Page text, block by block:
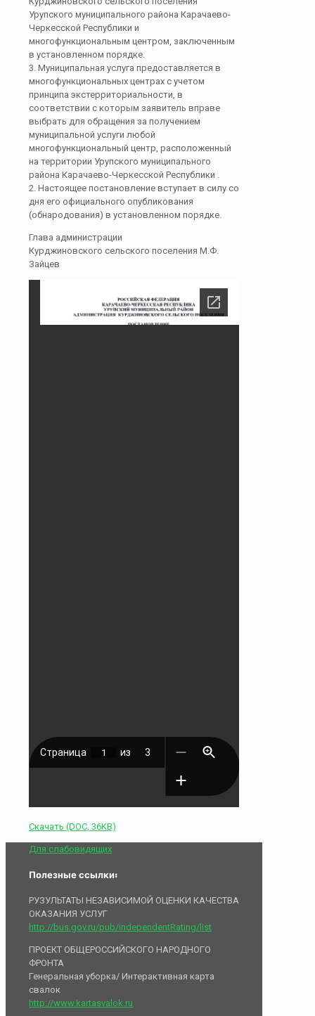
Урупского муниципального района Карачаево-
Черкесской Республики и
многофункциональным центром, заключенным
в установленном порядке.
3. Муниципальная услуга предоставляется в
многофункциональных центрах с учетом
принципа экстерриториальности, в
соответствии с которым заявитель вправе
выбрать для обращения за получением
муниципальной услуги любой
многофункциональный центр, расположенный
на территории Урупского муниципального
района Карачаево-Черкесской Республики .
2. Настоящее постановление вступает в силу со
дня его официального опубликования
(обнародования) в установленном порядке.
Глава администрации
Курджиновского сельского поселения М.Ф.
Зайцев
Скачать (DOC, 36KB)
Для слабовидящих
Полезные ссылки:
РУЗУЛЬТАТЫ НЕЗАВИСИМОЙ ОЦЕНКИ КАЧЕСТВА
ОКАЗАНИЯ УСЛУГ
http://bus.gov.ru/pub/independentRating/list
ПРОЕКТ ОБЩЕРОССИЙСКОГО НАРОДНОГО
ФРОНТА
Генеральная уборка/ Интерактивная карта
свалок
http://www.kartasvalok.ru